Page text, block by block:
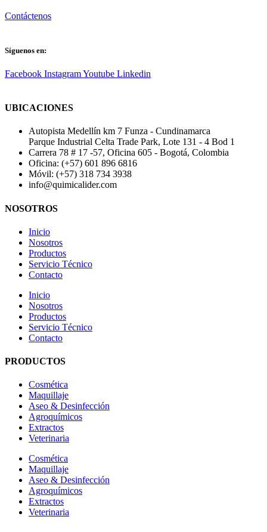
Contáctenos
Síguenos en:
Facebook InstagramYoutube Linkedin
UBICACIONES
Autopista Medellín km 7 Funza - Cundinamarca
Parque Industrial Celta Trade Park, Lote 131 - 4 Bod 1
Carrera 78 # 17 -57, Oficina 605 - Bogotá, Colombia
Oficina: (+57) 601 896 6816
Móvil: (+57) 318 734 3938
info@quimicalider.com
NOSOTROS
Inicio
Nosotros
Productos
Servicio Técnico
Contacto
Inicio
Nosotros
Productos
Servicio Técnico
Contacto
PRODUCTOS
Cosmética
Maquillaje
Aseo & Desinfección
Agroquímicos
Extractos
Veterinaria
Cosmética
Maquillaje
Aseo & Desinfección
Agroquímicos
Extractos
Veterinaria